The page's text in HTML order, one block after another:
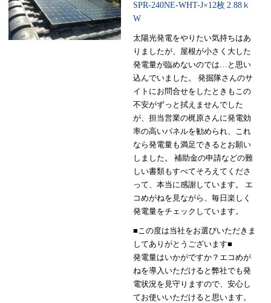
SPR-240NE-WHT-J×12枚 2.88ｋ
W
太陽光発電をやりたい気持ちはあ
りましたが、屋根が小さく大した
発電量が臨めないのでは…と思い
込んでいました。 発掘隊さんのサ
イトにお問合せをしたときもこの
不安がずっと拭えませんでした
が、担当営業の梶原さんに発電効
率の高いパネルを勧められ、これ
なら発電量も満足できるとお願い
しました。 補助金の申請などの難
しい書類もすべてそろえてくださ
って、本当に感謝しています。 エ
コめがねを見ながら、毎日楽しく
発電量をチェックしています。
■この度は当社をお選びいただきま
してありがとうございます■
発電量はいかがですか？エコめが
ねを導入いただけると弊社でも発
電状況を見守りますので、安心し
てお使いいただけると思います。